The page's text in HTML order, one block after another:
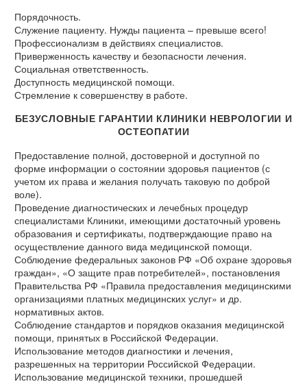
Порядочность.
Служение пациенту. Нужды пациента – превыше всего!
Профессионализм в действиях специалистов.
Приверженность качеству и безопасности лечения.
Социальная ответственность.
Доступность медицинской помощи.
Стремление к совершенству в работе.
БЕЗУСЛОВНЫЕ ГАРАНТИИ КЛИНИКИ НЕВРОЛОГИИ И
ОСТЕОПАТИИ
Предоставление полной, достоверной и доступной по
форме информации о состоянии здоровья пациентов (с
учетом их права и желания получать таковую по доброй
воле).
Проведение диагностических и лечебных процедур
специалистами Клиники, имеющими достаточный уровень
образования и сертификаты, подтверждающие право на
осуществление данного вида медицинской помощи.
Соблюдение федеральных законов РФ «Об охране здоровья
граждан», «О защите прав потребителей», постановления
Правительства РФ «Правила предоставления медицинскими
организациями платных медицинских услуг» и др.
нормативных актов.
Соблюдение стандартов и порядков оказания медицинской
помощи, принятых в Российской Федерации.
Использование методов диагностики и лечения,
разрешенных на территории Российской Федерации.
Использование медицинской техники, прошедшей